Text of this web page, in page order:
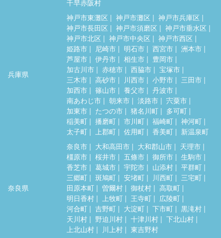
千早赤阪村
兵庫県
神戸市東灘区 神戸市灘区
神戸市兵庫区
神戸市長田区
神戸市須磨区
神戸市垂水区
神戸市北区
神戸市中央区
神戸市西区
姫路市
尼崎市 明石市 西宮市
洲本市
芦屋市
伊丹市 相生市
豊岡市
加古川市
赤穂市 西脇市
宝塚市
三木市
高砂市 川西市 小野市
三田市
加西市
篠山市 養父市
丹波市
南あわじ市
朝来市 淡路市
宍粟市
加東市
たつの市 猪名川町
多可町
稲美町
播磨町 市川町 福崎町
神河町
太子町
上郡町 佐用町 香美町 新温泉町
奈良県
奈良市 大和高田市 大和郡山市
天理市
橿原市
桜井市 五條市 御所市
生駒市
香芝市
葛城市 宇陀市 山添村
平群町
三郷町
斑鳩町 安堵町 川西町
三宅町
田原本町
曽爾村 御杖村
高取町
明日香村
上牧町 王寺町
広陵町
河合町
吉野町 大淀町 下市町
黒滝村
天川村
野迫川村 十津川村
下北山村
上北山村
川上村 東吉野村